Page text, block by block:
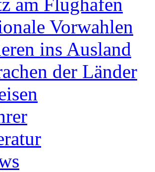
Vorwahlen
ins Ausland
der Länder